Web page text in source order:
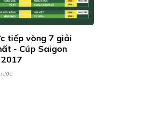
tiếp vòng 7 giải
- Cúp Saigon